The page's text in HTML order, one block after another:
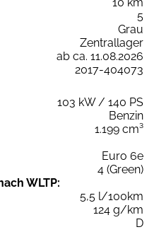
5
Grau
Zentrallager
ab ca. 11.08.2026
2017-404073
103 kW / 140 PS
Benzin
1.199 cm³
Euro 6e
4 (Green)
WLTP:
5,5 l/100km
124 g/km
D